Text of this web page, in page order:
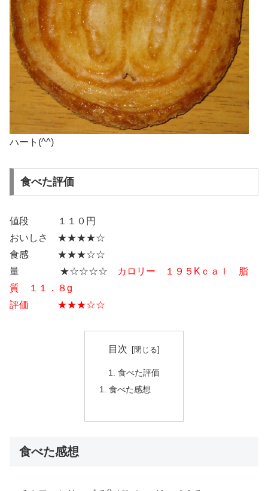
ハート(^^)
食べた評価
値段 １１０円
おいしさ ★★★★☆
食感 ★★★☆☆
量 ★☆☆☆☆
カロリー １９５Kｃａｌ 脂
質 １１．８g
評価 ★★★☆☆
目次
食べた評価
食べた感想
食べた感想